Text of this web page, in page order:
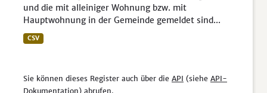
und die mit alleiniger Wohnung bzw. mit
Hauptwohnung in der Gemeinde gemeldet sind...
CSV
Sie können dieses Register auch über die API (siehe API-
Dokumentation) abrufen.